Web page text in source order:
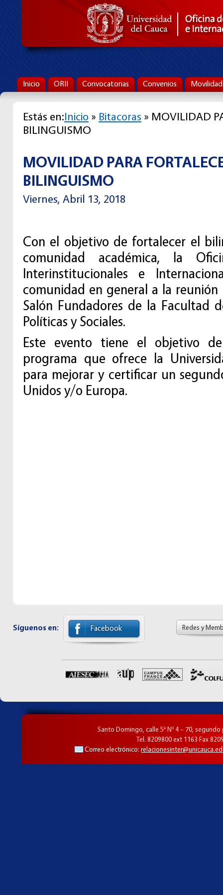
Inicio ORII Convocatorias Convenios Movilidad
Estás en:Inicio » Bitacoras » MOVILIDAD
BILINGUISMO
MOVILIDAD PARA
BILINGUISMO
Viernes, Abril 13, 2018
Con el objetivo de fortalecer el
comunidad académica, la
Interinstitucionales e
comunidad en general a la reunión
Salón Fundadores de la Facultad
Políticas y Sociales.
Este evento tiene el objetivo
programa que ofrece la
para mejorar y certificar un
Unidos y/o Europa.
Síguenos en: Facebook Redes y
Santo Domingo, calle 5ª Nº 4 – 70,
Tel. 8209800 ext 1163 Fax
Correo electrónico: